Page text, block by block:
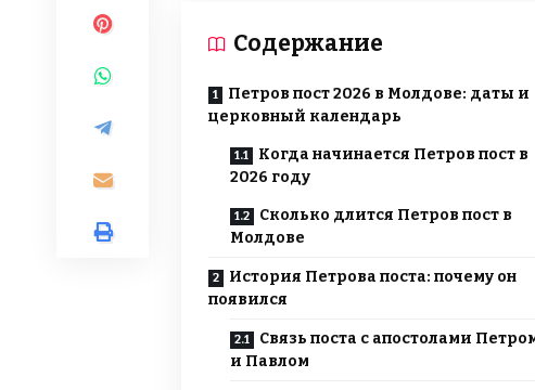
Содержание
Петров пост 2026 в Молдове: даты и
церковный календарь
Когда начинается Петров пост в
2026 году
Сколько длится Петров пост в
Молдове
История Петрова поста: почему он
появился
Связь поста с апостолами
и Павлом